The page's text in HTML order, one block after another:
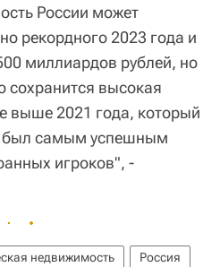
России может
рекордного 2023 года и
миллиардов рублей, но
сохранится высокая
выше 2021 года, который
был самым успешным
игроков", -
недвижимость
Россия